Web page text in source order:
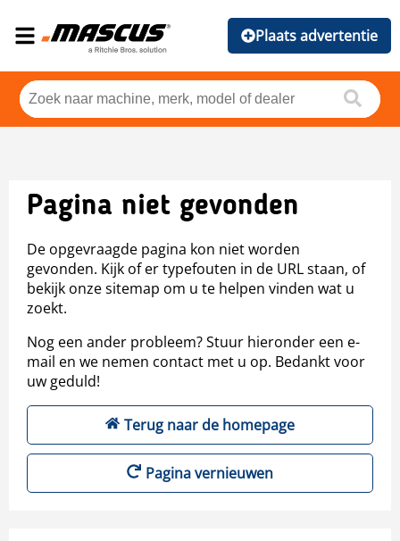
Plaats advertentie
Pagina niet gevonden
De opgevraagde pagina kon niet worden
gevonden. Kijk of er typefouten in de URL staan, of
bekijk onze sitemap om u te helpen vinden wat u
zoekt.
Nog een ander probleem? Stuur hieronder een e-
mail en we nemen contact met u op. Bedankt voor
uw geduld!
Terug naar de homepage
Pagina vernieuwen